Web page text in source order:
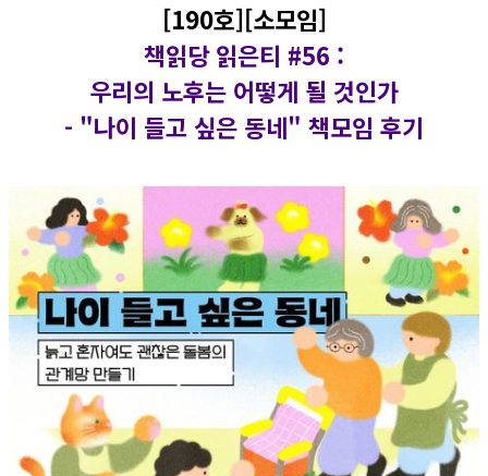
[190호][소모임]
책읽당 읽은티 #56 :
우리의 노후는 어떻게 될 것인가
- "나이 들고 싶은 동네" 책모임 후기